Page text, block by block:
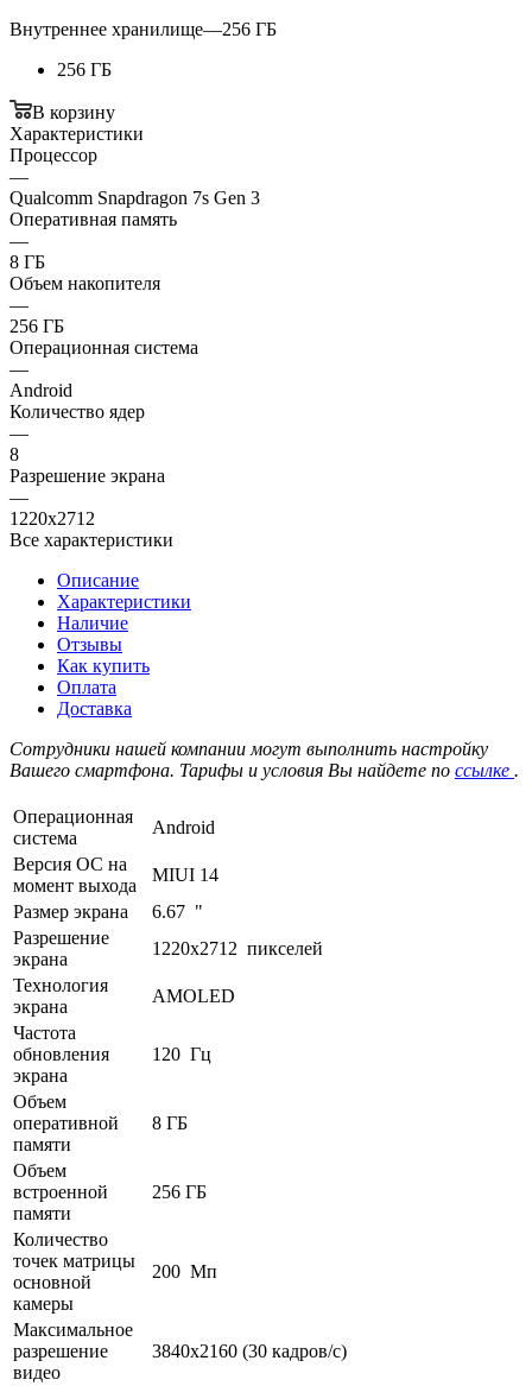
Внутреннее хранилище—256 ГБ
256 ГБ
В корзину
Характеристики
Процессор
—
Qualcomm Snapdragon 7s Gen 3
Оперативная память
—
8 ГБ
Объем накопителя
—
256 ГБ
Операционная система
—
Android
Количество ядер
—
8
Разрешение экрана
—
1220x2712
Все характеристики
Описание
Характеристики
Наличие
Отзывы
Как купить
Оплата
Доставка
Сотрудники нашей компании могут выполнить настройку
Вашего смартфона. Тарифы и условия Вы найдете по ссылке .
Операционная
система
Android
Версия ОС на
момент выхода
MIUI 14
Размер экрана
6.67 "
Разрешение
экрана
1220x2712 пикселей
Технология
экрана
AMOLED
Частота
обновления
экрана
120 Гц
Объем
оперативной
памяти
8 ГБ
Объем
встроенной
памяти
256 ГБ
Количество
точек матрицы
основной
камеры
200 Мп
Максимальное
разрешение
видео
3840x2160 (30 кадров/с)